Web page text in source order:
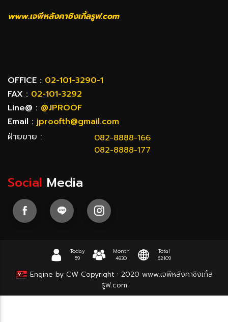
www.เจพีหลังคาชิงเกิ้ลรูฟ.com
OFFICE : 02-101-3290-1
FAX : 02-101-3292
Line@ : @JPROOF
Email : jproofth@gmail.com
ฝ่ายขาย :
082-8888-166
082-8888-177
Social Media
Today
59
Month
4830
Total
62109
Engine by CW Copyright : 2020 www.เจพีหลังคาชิงเกิ้ล
รูฟ.com